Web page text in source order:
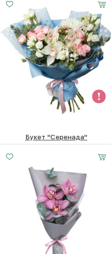
9610
Букет "Серенада"